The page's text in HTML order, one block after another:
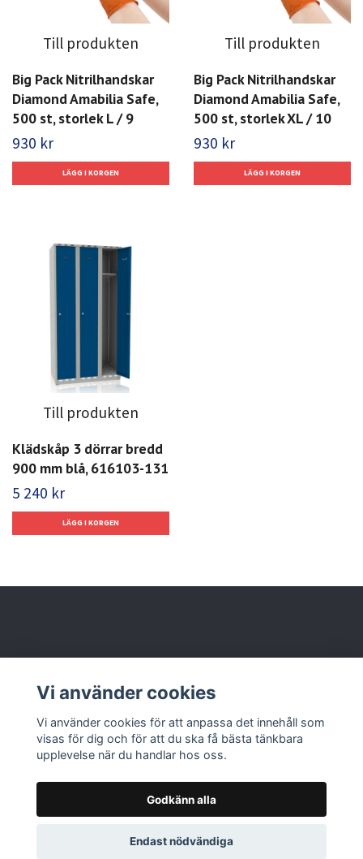
Till produkten
Big Pack Nitrilhandskar
Diamond Amabilia Safe,
500 st, storlek L / 9
930 kr
Till produkten
Big Pack Nitrilhandskar
Diamond Amabilia Safe,
500 st, storlek XL / 10
930 kr
Till produkten
Klädskåp 3 dörrar bredd
900 mm blå, 616103-131
5 240 kr
Läs mer
© 2026 Nolbox AB
Vi använder cookies
Vi använder cookies för att anpassa det innehåll som
visas för dig och för att du ska få bästa tänkbara
upplevelse när du handlar hos oss.
Godkänn alla
Endast nödvändiga